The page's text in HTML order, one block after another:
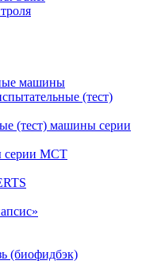
машины
(тест)
(тест) машины серии
серии MCT
(биофидбэк)